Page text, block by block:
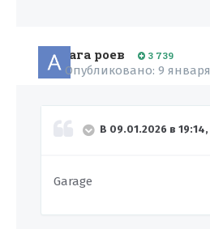
ага роев 3 739
Опубликовано: 9 января
В 09.01.2026 в 19:14,
Garage